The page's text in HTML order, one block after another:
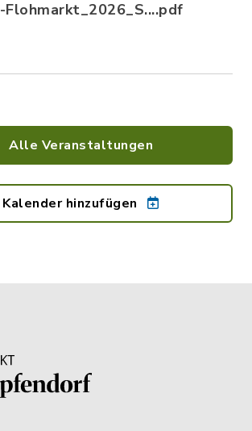
Flohmarkt_2026_S....pdf
Alle Veranstaltungen
Kalender hinzufügen